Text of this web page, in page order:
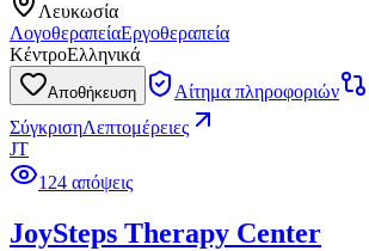
Λευκωσία
ΛογοθεραπείαΕργοθεραπεία
ΚέντροΕλληνικά
Αποθήκευση
Αίτημα πληροφοριών
ΣύγκρισηΛεπτομέρειες
JT
124 απόψεις
JoySteps Therapy Center